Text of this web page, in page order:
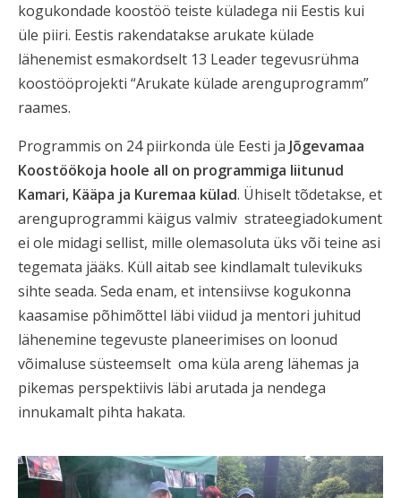
kogukondade koostöö teiste küladega nii Eestis kui
üle piiri. Eestis rakendatakse arukate külade
lähenemist esmakordselt 13 Leader tegevusrühma
koostööprojekti “Arukate külade arenguprogramm”
raames.
Programmis on 24 piirkonda üle Eesti ja Jõgevamaa
Koostöökoja hoole all on programmiga liitunud
Kamari, Kääpa ja Kuremaa külad. Ühiselt tõdetakse, et
arenguprogrammi käigus valmiv strateegiadokument
ei ole midagi sellist, mille olemasoluta üks või teine asi
tegemata jääks. Küll aitab see kindlamalt tulevikuks
sihte seada. Seda enam, et intensiivse kogukonna
kaasamise põhimõttel läbi viidud ja mentori juhitud
lähenemine tegevuste planeerimises on loonud
võimaluse süsteemselt oma küla areng lähemas ja
pikemas perspektiivis läbi arutada ja nendega
innukamalt pihta hakata.